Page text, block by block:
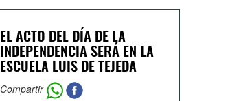
EL ACTO DEL DÍA DE LA
INDEPENDENCIA SERÁ EN LA
ESCUELA LUIS DE TEJEDA
Compartir